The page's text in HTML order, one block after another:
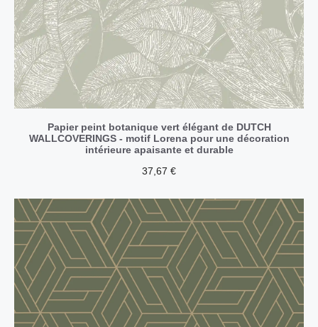
Papier peint botanique vert élégant de DUTCH
WALLCOVERINGS - motif Lorena pour une décoration
intérieure apaisante et durable
37,67 €